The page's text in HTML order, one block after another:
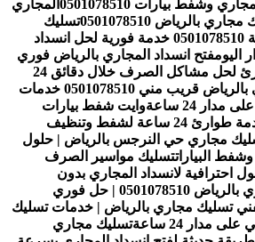
بيارات 0501078510
المجاري
بالرياض 0501078510
تسليك
مجاري بالرياض 24 ساعة 0501078510 خدمة فورية لحل انسداد
اليومفتح انسداد المجاري بالرياض فوري
0501078510 خدمة طوارئ لحل مشاكل الصرف خلال دقائق 24
فني تسليك مجاري بالرياض قريب مني 0501078510 خدمات
24 ساعة
وايت شفط بيارات
بالرياض 0501078510 خدمة طوارئ 24 ساعة لشفط وتنظيف
مجاري حي النرجس بالرياض | حلول
البياراتتسليك مواسير الصرف
0501078510 حلول احترافية لانسداد المجاري بدون
فتح انسداد المجاري بالرياض 0501078510 | حل فوري
تسليك مجاري بالرياض | خدمات تسليك
24 ساعة
تسليك مجاري